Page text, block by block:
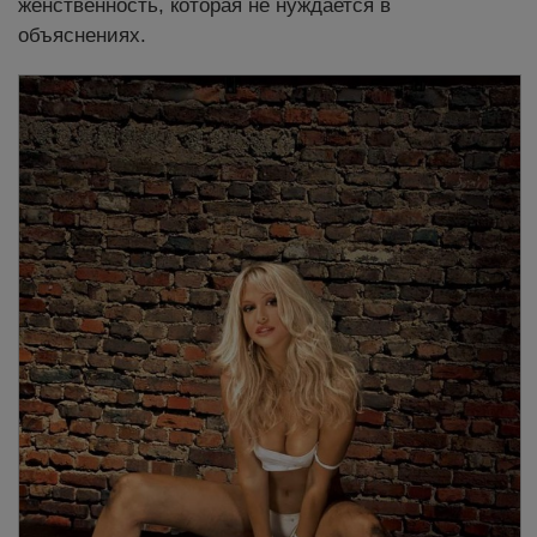
женственность, которая не нуждается в
объяснениях.